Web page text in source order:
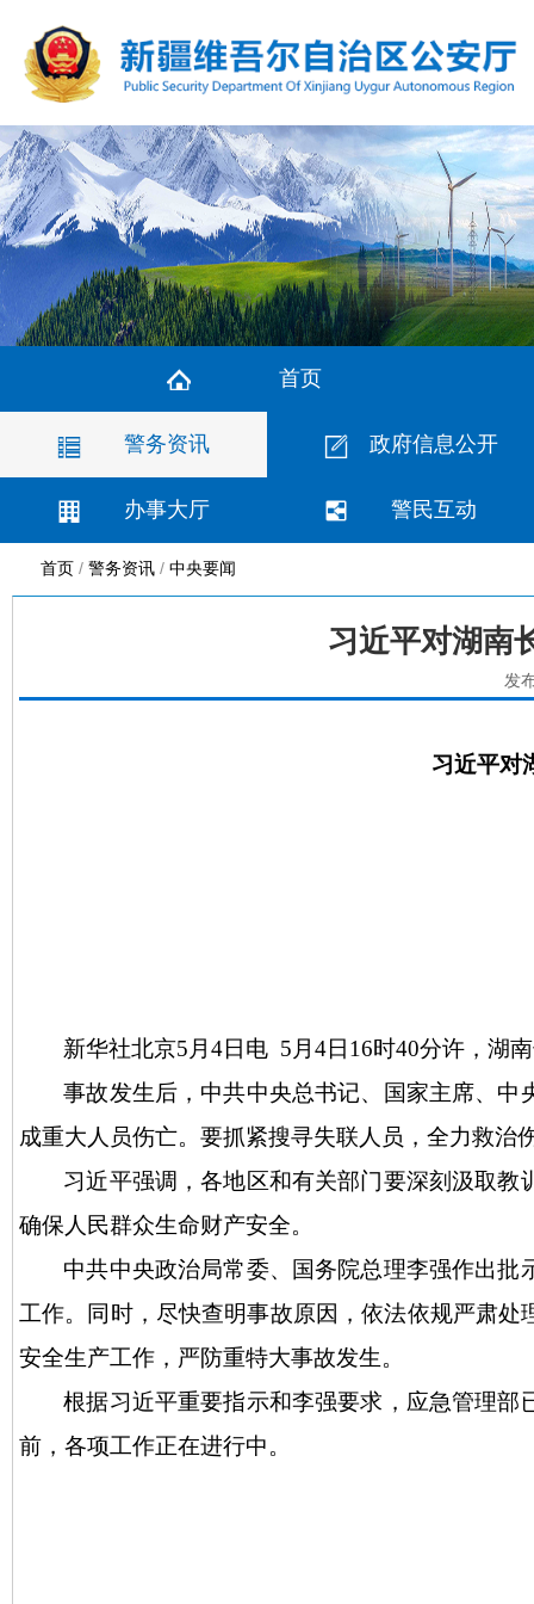
首页
警务资讯 政府信息公开
办事大厅 警民互动
首页 / 警务资讯 / 中央要闻
习近平对湖南
发
习近平对
新华社北京5月4日电 5月4日16时40分许，湖
事故发生后，中共中央总书记、国家主席、
成重大人员伤亡。要抓紧搜寻失联人员，全力救
习近平强调，各地区和有关部门要深刻汲取
确保人民群众生命财产安全。
中共中央政治局常委、国务院总理李强作出
工作。同时，尽快查明事故原因，依法依规严肃
安全生产工作，严防重特大事故发生。
根据习近平重要指示和李强要求，应急管理
前，各项工作正在进行中。